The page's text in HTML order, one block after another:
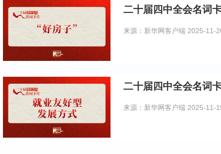
二十届四中全会名词
来源：新华网客户端 2025-11-
二十届四中全会名词
来源：新华网客户端 2025-11-